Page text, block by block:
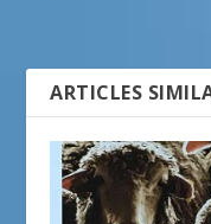
ARTICLES